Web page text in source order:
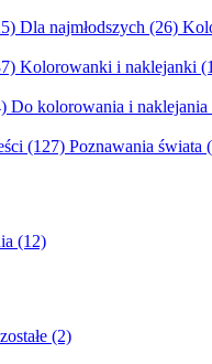
Dla najmłodszych (26)
Kolorowanki i naklejanki
Do kolorowania i naklejania
(127) Poznawania świata
(12)
(2)